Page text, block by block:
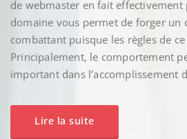
de webmaster en fait
domaine vous permet de forger un
combattant puisque les règles de
Principalement, le comportement
important dans l’accomplissement
Lire la suite